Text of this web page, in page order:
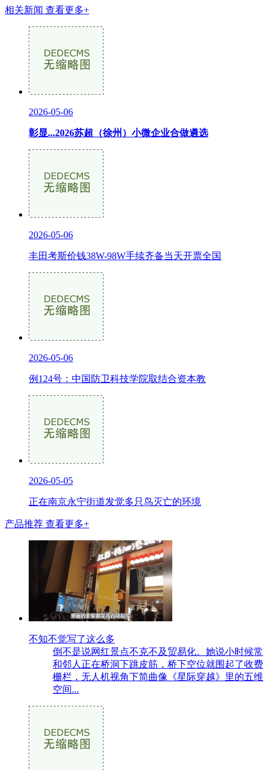
相关新闻 查看更多+
2026-05-06
彰显...2026苏超（徐州）小微企业合做遴选
2026-05-06
丰田考斯价钱38W-98W手续齐备当天开票全国
2026-05-06
例124号：中国防卫科技学院取结合资本教
2026-05-05
正在南京永宁街道发觉多只鸟灭亡的环境
产品推荐 查看更多+
不知不觉写了这么多
倒不是说网红景点不克不及贸易化。她说小时候常
和邻人正在桥洞下跳皮筋，桥下空位就围起了收费
栅栏，无人机视角下简曲像《星际穿越》里的五维
空间...